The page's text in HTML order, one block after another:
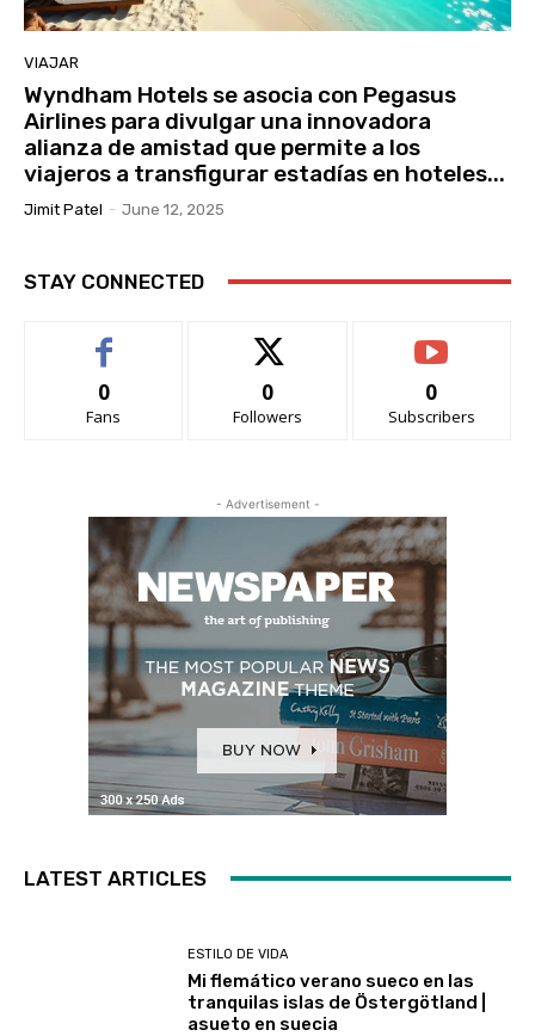
VIAJAR
Wyndham Hotels se asocia con Pegasus
Airlines para divulgar una innovadora
alianza de amistad que permite a los
viajeros a transfigurar estadías en hoteles...
Jimit Patel - June 12, 2025
STAY CONNECTED
0
Fans
0
Followers
0
Subscribers
- Advertisement -
LATEST ARTICLES
ESTILO DE VIDA
Mi flemático verano sueco en las
tranquilas islas de Östergötland |
asueto en suecia